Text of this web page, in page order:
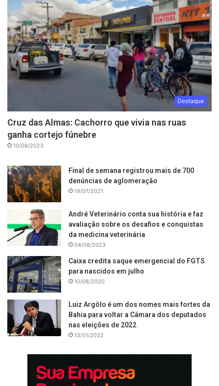
Destaque
Cruz das Almas: Cachorro que vivia nas ruas
ganha cortejo fúnebre
10/08/2023
Final de semana registrou mais de 700
denúncias de aglomeração
19/07/2021
André Veterinário conta sua história e faz
avaliação sobre os desafios e conquistas
da medicina veterinária
04/08/2023
Caixa credita saque emergencial do FGTS
para nascidos em julho
10/08/2020
Luiz Argôlo é um dos nomes mais fortes da
Bahia para voltar a Câmara dos deputados
nas eleições de 2022
13/01/2022